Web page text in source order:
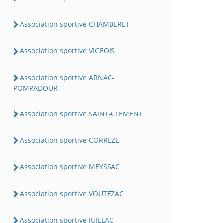
Association sportive CHAMBERET
Association sportive VIGEOIS
Association sportive ARNAC-
POMPADOUR
Association sportive SAINT-CLEMENT
Association sportive CORREZE
Association sportive MEYSSAC
Association sportive VOUTEZAC
Association sportive JUILLAC